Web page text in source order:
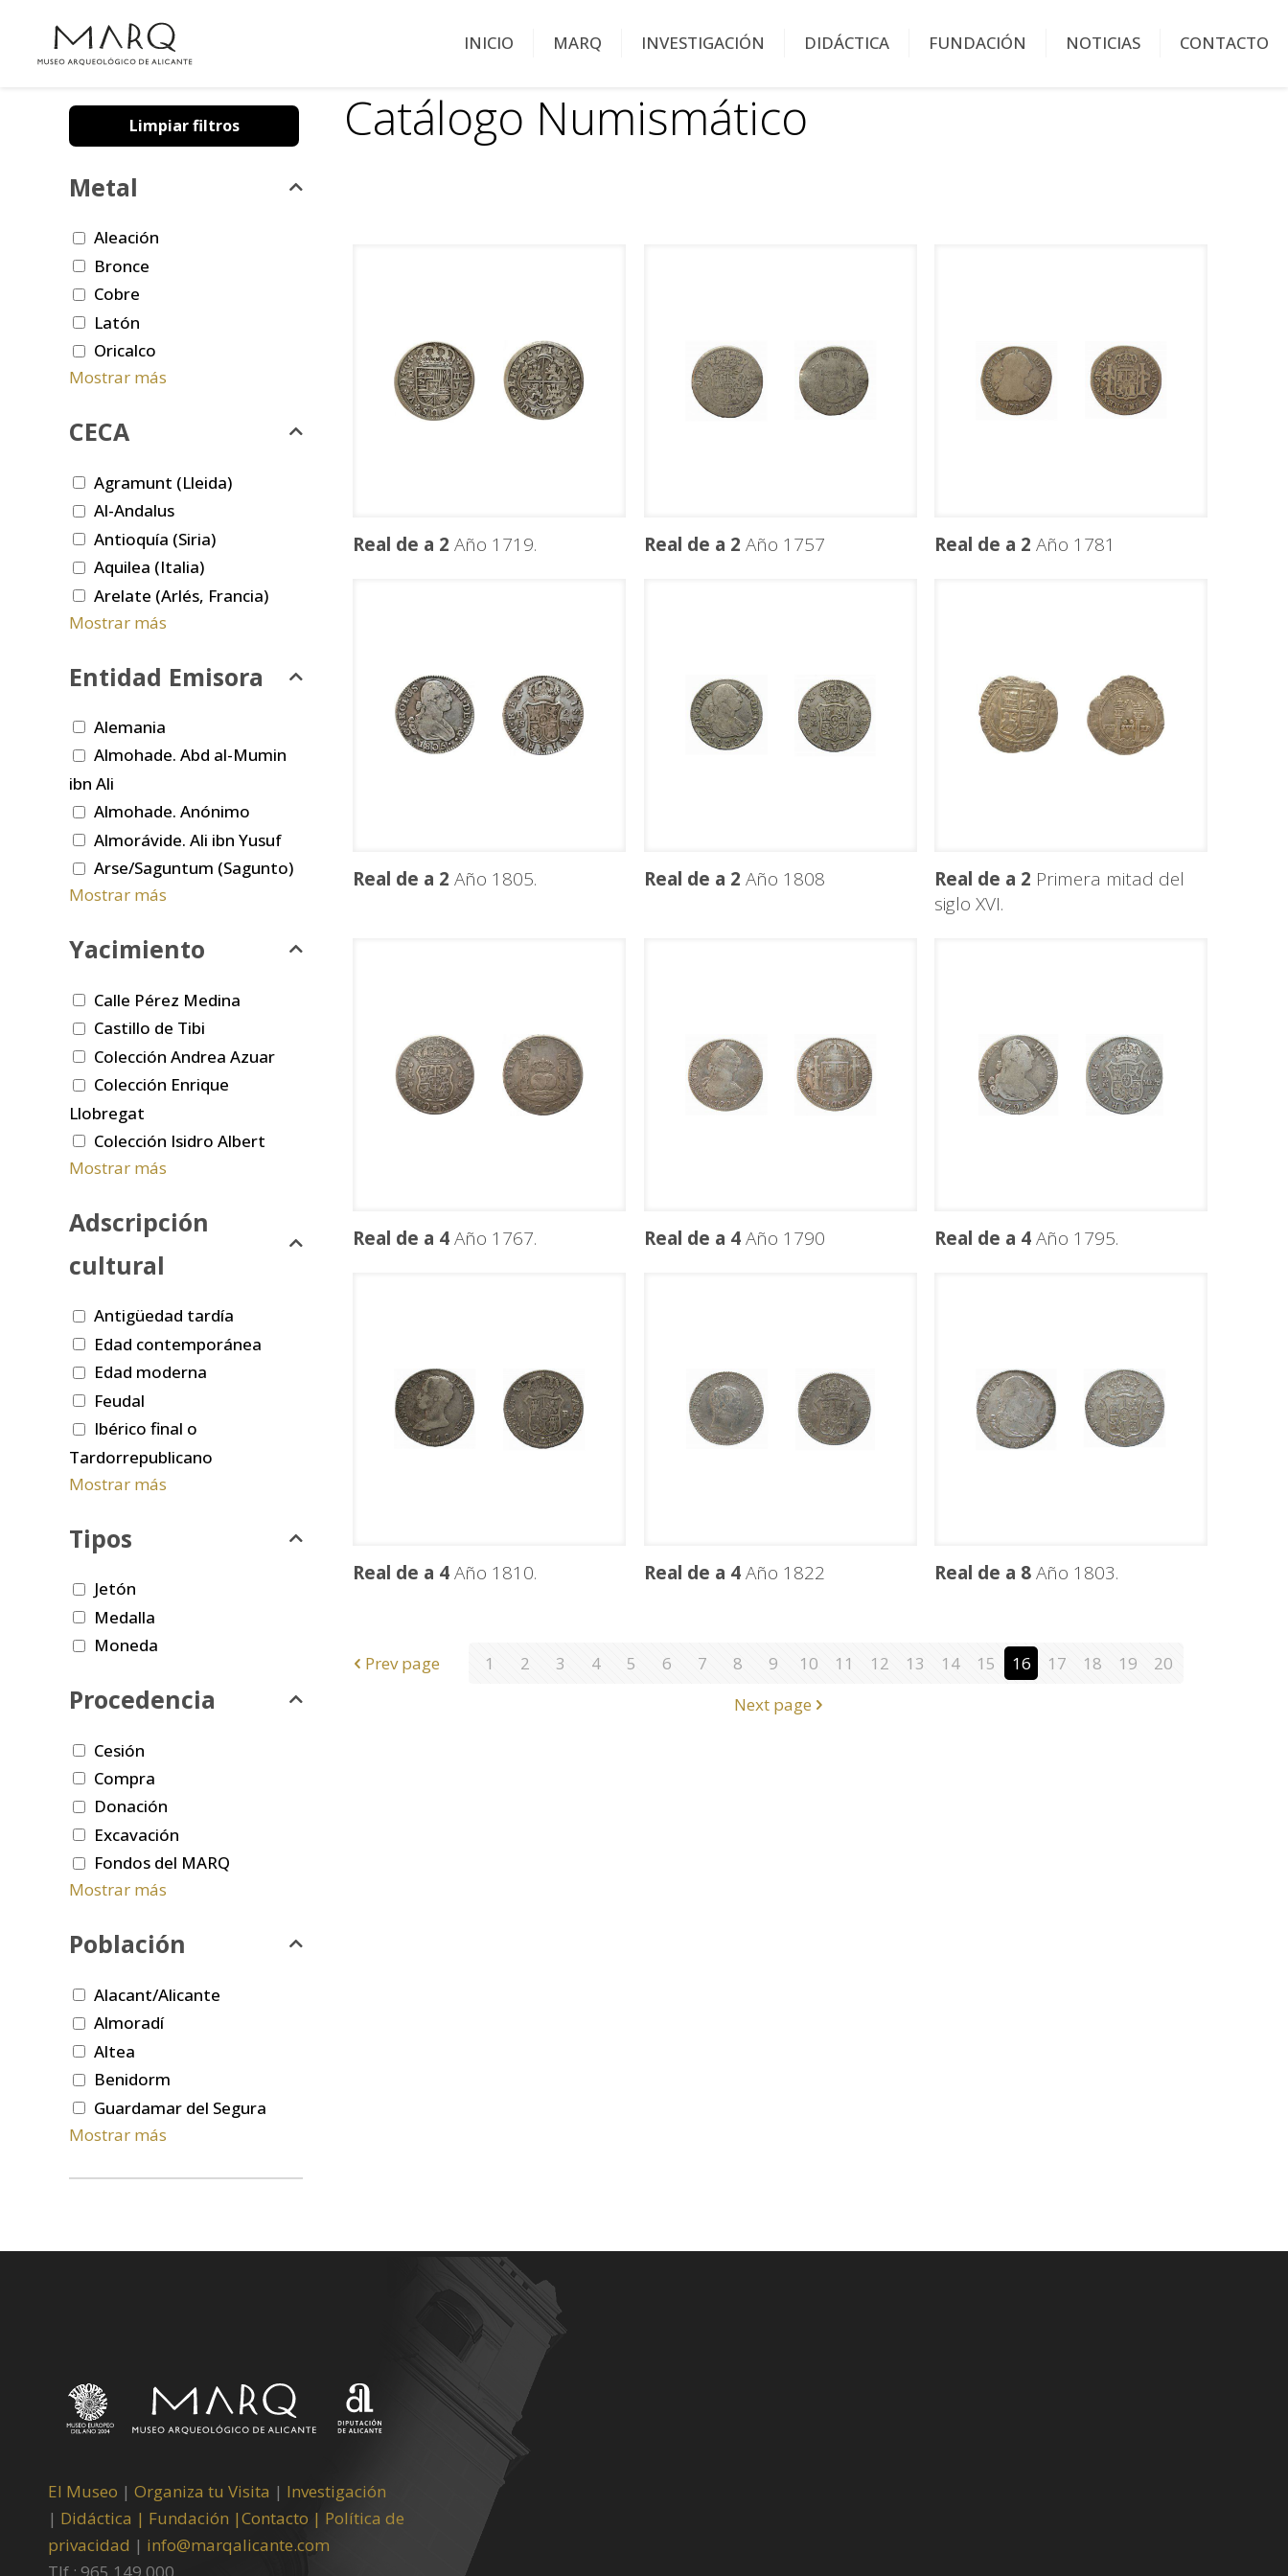
INICIO MARQ INVESTIGACIÓN DIDÁCTICA FUNDACIÓN NOTICIAS CONTACTO
Catálogo Numismático
Real de a 2 Año 1719. Real de a 2 Año 1757 Real de a 2 Año 1781
Real de a 2 Año 1805. Real de a 2 Año 1808 Real de a 2 Primera mitad del
siglo XVI.
Real de a 4Año 1767. Real de a 4Año 1790 Real de a 4Año 1795.
Real de a 4Año 1810. Real de a 4Año 1822 Real de a 8Año 1803.
Prev page 1 2 3 4 5 6 7 8 9 10 11 12 13 14 15 16 17 18 19
20
Next page
Limpiar filtros
Metal
Aleación
Bronce
Cobre
Latón
Oricalco
Mostrar más
CECA
Agramunt (Lleida)
Al-Andalus
Antioquía (Siria)
Aquilea (Italia)
Arelate (Arlés, Francia)
Mostrar más
Entidad Emisora
Alemania
Almohade. Abd al-Mumin
ibn Ali
Almohade. Anónimo
Almorávide. Ali ibn Yusuf
Arse/Saguntum (Sagunto)
Mostrar más
Yacimiento
Calle Pérez Medina
Castillo de Tibi
Colección Andrea Azuar
Colección Enrique
Llobregat
Colección Isidro Albert
Mostrar más
Adscripción
cultural
Antigüedad tardía
Edad contemporánea
Edad moderna
Feudal
Ibérico final o
Tardorrepublicano
Mostrar más
Tipos
Jetón
Medalla
Moneda
Procedencia
Cesión
Compra
Donación
Excavación
Fondos del MARQ
Mostrar más
Población
Alacant/Alicante
Almoradí
Altea
Benidorm
Guardamar del Segura
Mostrar más
El Museo | Organiza tu Visita | Investigación
| Didáctica | Fundación |Contacto | Política de
privacidad | info@marqalicante.com
Tlf.: 965 149 000